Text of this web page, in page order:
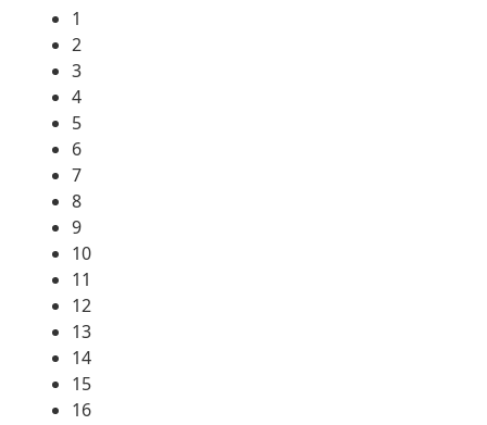
1
2
3
4
5
6
7
8
9
10
11
12
13
14
15
16